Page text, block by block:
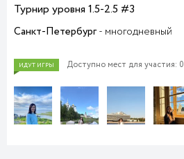
ПРИЕМ ЗАЯВОК
Турнир уровня 1.5-2.5 #3
Санкт-Петербург- многодневный
Доступно мест для участия: 0